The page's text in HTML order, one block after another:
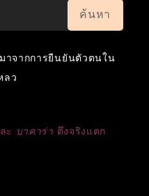
าจากการยืนยันตัวตนใน
ลว
ะ บาคาร่า ตึงจริงแตก